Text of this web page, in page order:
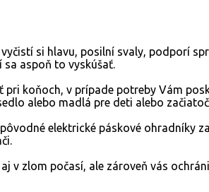
si hlavu, posilní svaly, podporí
aspoň to vyskúšať.
koňoch, v prípade potreby Vám
alebo madlá pre deti alebo
elektrické páskové ohradníky
zlom počasí, ale zároveň vás